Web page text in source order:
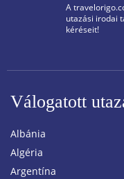
A
utazási irodai
kéréseit!
Válogatott
Albánia
Algéria
Argentína